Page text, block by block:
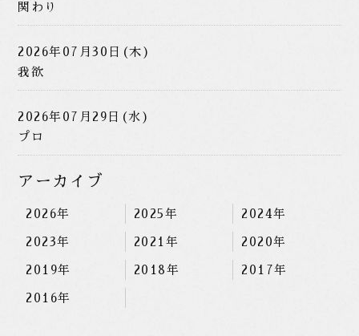
関わり
2026年07月30日(木)
我欲
2026年07月29日(水)
プロ
アーカイブ
2026年 2025年 2024年
2023年 2021年 2020年
2019年 2018年 2017年
2016年